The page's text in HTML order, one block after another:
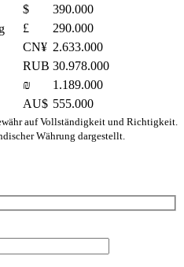
$
390.000
£
290.000
CN¥ 2.633.000
RUB 30.978.000
₪
1.189.000
AU$ 555.000
auf Vollständigkeit und Richtigkeit.
Währung dargestellt.